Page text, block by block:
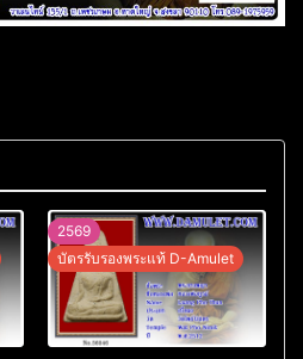
2569
บัตรรับรองพระแท้ D-Amulet